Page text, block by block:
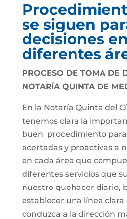
se siguen
decisiones
diferentes
PROCESO DE TOMA DE
NOTARÍA QUINTA DE
En la Notaría Quinta del
tenemos clara la
buen procedimiento
acertadas y proactivas a
en cada área que
diferentes servicios que
nuestro quehacer diario,
establecer una línea clara
conduzca a la dirección